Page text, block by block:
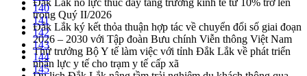
Đắk Lắk nỗ lực thúc đẩy tăng trưởng kinh tế từ 10% trở lên
trong Quý II/2026
Đắk Lắk ký kết thỏa thuận hợp tác về chuyển đổi số giai đoạn
2026 – 2030 với Tập đoàn Bưu chính Viễn thông Việt Nam
Thứ trưởng Bộ Y tế làm việc với tỉnh Đắk Lắk về phát triển
nhân lực y tế cho trạm y tế cấp xã
140
141
142
143
144
145